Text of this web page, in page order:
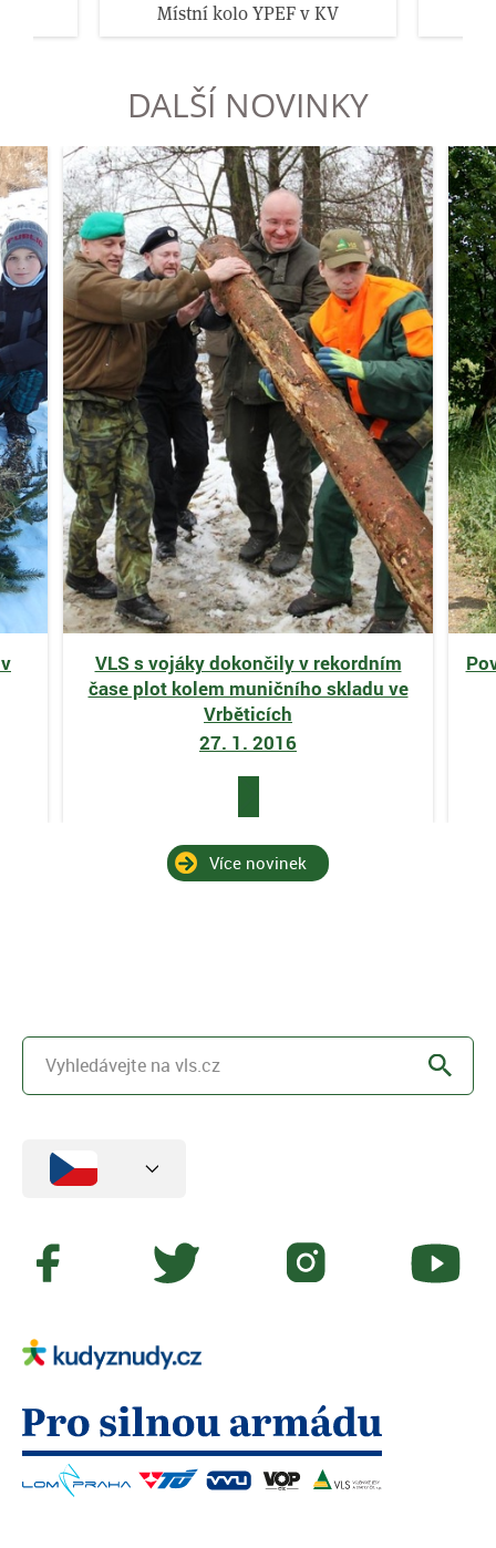
Místní kolo YPEF v KV
DALŠÍ NOVINKY
VLS s vojáky dokončily v rekordním
čase plot kolem muničního skladu ve
Vrběticích
27. 1. 2016
Více novinek